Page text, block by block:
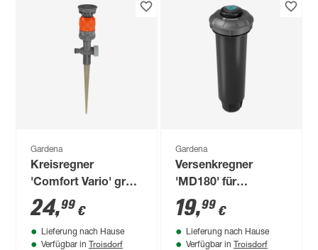
Gardena
Kreisregner
'Comfort Vario' grau
25-225 m² auf Spike
24,99 €
Lieferung nach Hause
Verfügbar in Troisdorf
Gardena
Versenkregner
'MD180' für
Sprinklersystem
19,99 €
Lieferung nach Hause
Verfügbar in Troisdorf